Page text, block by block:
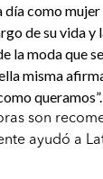
día como
de su vida y
la moda que
misma
queramos”.
son
ayudó a